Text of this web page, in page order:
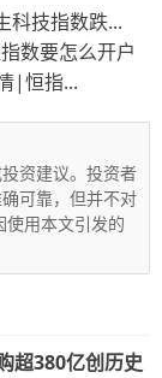
科技指数跌...
数要怎么开户
|恒指...
资建议。投资者
可靠，但并不对
用本文引发的
超380亿创历史